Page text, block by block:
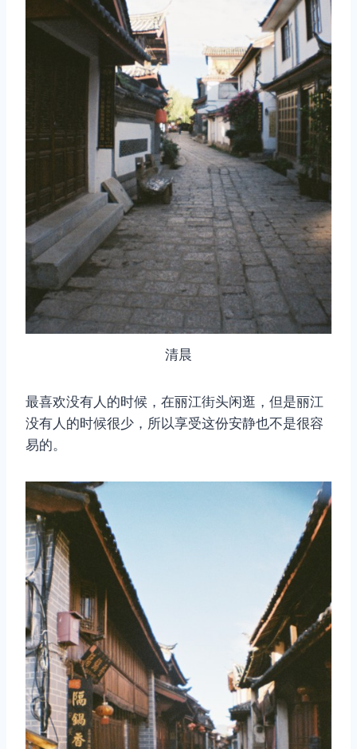
清晨
最喜欢没有人的时候，在丽江街头闲逛，但是丽江
没有人的时候很少，所以享受这份安静也不是很容
易的。